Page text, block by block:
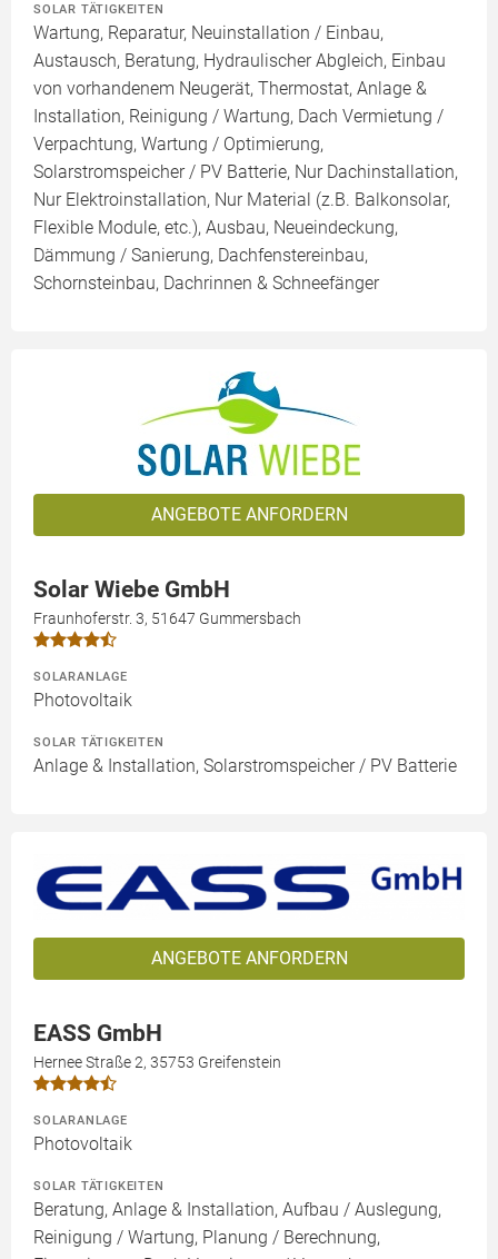
SOLAR TÄTIGKEITEN
Wartung, Reparatur, Neuinstallation / Einbau,
Austausch, Beratung, Hydraulischer Abgleich, Einbau
von vorhandenem Neugerät, Thermostat, Anlage &
Installation, Reinigung / Wartung, Dach Vermietung /
Verpachtung, Wartung / Optimierung,
Solarstromspeicher / PV Batterie, Nur Dachinstallation,
Nur Elektroinstallation, Nur Material (z.B. Balkonsolar,
Flexible Module, etc.), Ausbau, Neueindeckung,
Dämmung / Sanierung, Dachfenstereinbau,
Schornsteinbau, Dachrinnen & Schneefänger
ANGEBOTE ANFORDERN
Solar Wiebe GmbH
Fraunhoferstr. 3, 51647 Gummersbach
SOLARANLAGE
Photovoltaik
SOLAR TÄTIGKEITEN
Anlage & Installation, Solarstromspeicher / PV Batterie
ANGEBOTE ANFORDERN
EASS GmbH
Hernee Straße 2, 35753 Greifenstein
SOLARANLAGE
Photovoltaik
SOLAR TÄTIGKEITEN
Beratung, Anlage & Installation, Aufbau / Auslegung,
Reinigung / Wartung, Planung / Berechnung,